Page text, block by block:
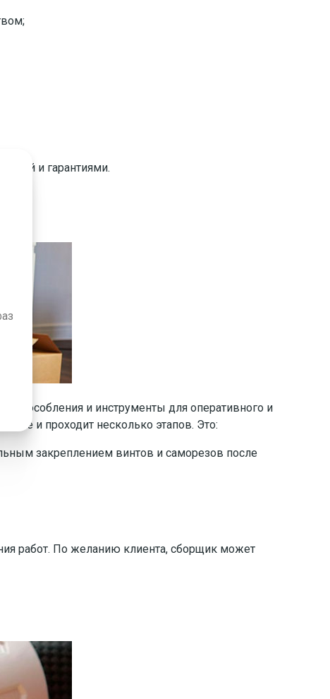
и гарантиями.
и инструменты для оперативного и
и проходит несколько этапов. Это:
закреплением винтов и саморезов после
работ. По желанию клиента, сборщик может